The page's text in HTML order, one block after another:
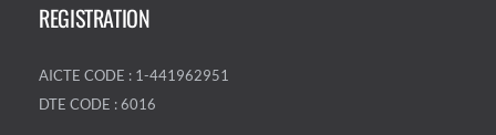
REGISTRATION
AICTE CODE : 1-441962951
DTE CODE : 6016